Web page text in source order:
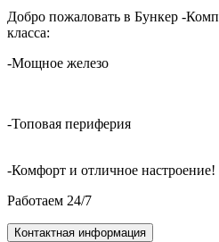
Добро пожаловать в Бункер -
класса:
-Мощное железо
-Топовая периферия
-Комфорт и отличное настроение!
Работаем 24/7
Контактная информация